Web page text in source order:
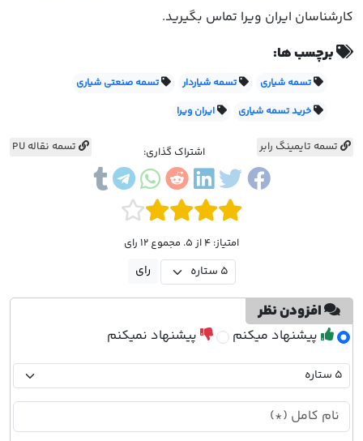
کارشناسان ایران ویرا تماس بگیرید.
برچسب ها:
تسمه شیاری تسمه شیاردار
تسمه صنعتی شیاری
خرید تسمه شیاری
ایران ویرا
تسمه تایمینگ رابر تسمه نقاله PU اشتراک گذاری:
امتیاز: 4 از 5. مجموع 12 رای
افزودن نظر
پیشنهاد میکنم پیشنهاد نمیکنم